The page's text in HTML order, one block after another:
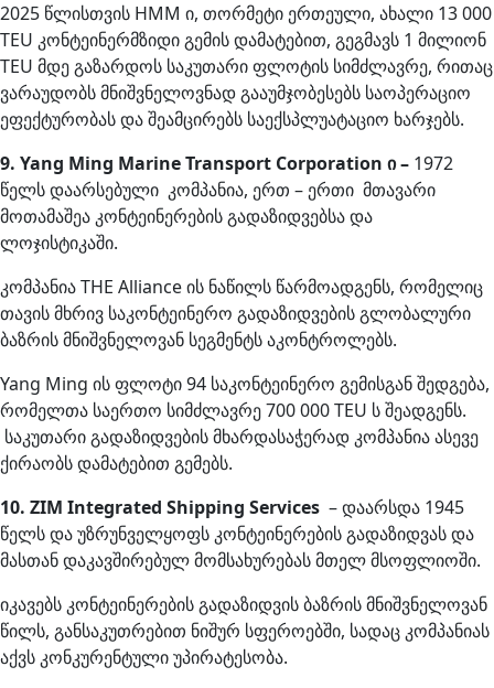
2025 წლისთვის HMM ი, თორმეტი ერთეული, ახალი 13 000
TEU კონტეინერმზიდი გემის დამატებით, გეგმავს 1 მილიონ
TEU მდე გაზარდოს საკუთარი ფლოტის სიმძლავრე, რითაც
ვარაუდობს მნიშვნელოვნად გააუმჯობესებს საოპერაციო
ეფექტურობას და შეამცირებს საექსპლუატაციო ხარჯებს.
9. Yang Ming Marine Transport Corporation ი – 1972
წელს დაარსებული კომპანია, ერთ – ერთი მთავარი
მოთამაშეა კონტეინერების გადაზიდვებსა და
ლოჯისტიკაში.
კომპანია THE Alliance ის ნაწილს წარმოადგენს, რომელიც
თავის მხრივ საკონტეინერო გადაზიდვების გლობალური
ბაზრის მნიშვნელოვან სეგმენტს აკონტროლებს.
Yang Ming ის ფლოტი 94 საკონტეინერო გემისგან შედგება,
რომელთა საერთო სიმძლავრე 700 000 TEU ს შეადგენს.
საკუთარი გადაზიდვების მხარდასაჭერად კომპანია ასევე
ქირაობს დამატებით გემებს.
10. ZIM Integrated Shipping Services – დაარსდა 1945
წელს და უზრუნველყოფს კონტეინერების გადაზიდვას და
მასთან დაკავშირებულ მომსახურებას მთელ მსოფლიოში.
იკავებს კონტეინერების გადაზიდვის ბაზრის მნიშვნელოვან
წილს, განსაკუთრებით ნიშურ სფეროებში, სადაც კომპანიას
აქვს კონკურენტული უპირატესობა.